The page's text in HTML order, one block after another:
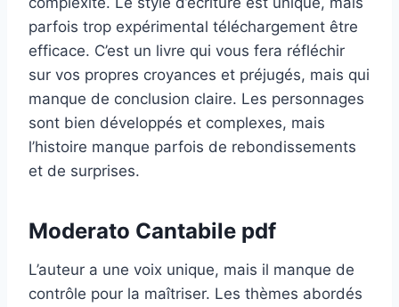
parfois trop expérimental téléchargement être
efficace. C’est un livre qui vous fera réfléchir
sur vos propres croyances et préjugés, mais qui
manque de conclusion claire. Les personnages
sont bien développés et complexes, mais
l’histoire manque parfois de rebondissements
et de surprises.
Moderato Cantabile pdf
L’auteur a une voix unique, mais il manque de
contrôle pour la maîtriser. Les thèmes abordés